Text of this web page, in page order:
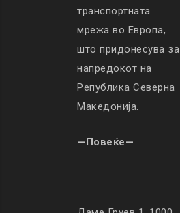
транспортната
мрежа во Европа,
што придонесува за
напредокот на
Република Северна
Македонија.
—Повеќе—